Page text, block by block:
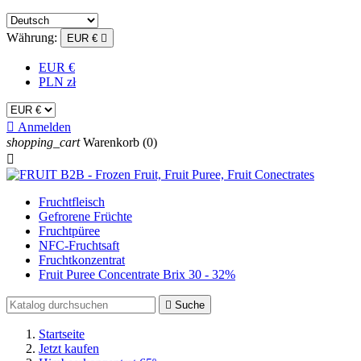
Währung: EUR € 
EUR €
PLN zł
 Anmelden
shopping_cart Warenkorb (0)

Fruchtfleisch
Gefrorene Früchte
Fruchtpüree
NFC-Fruchtsaft
Fruchtkonzentrat
Fruit Puree Concentrate Brix 30 - 32%
 Suche
Startseite
Jetzt kaufen